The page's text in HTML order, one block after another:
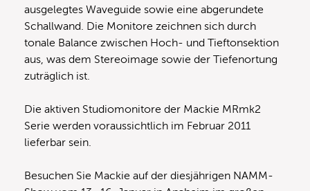
ausgelegtes Waveguide sowie eine abgerundete
Schallwand. Die Monitore zeichnen sich durch
tonale Balance zwischen Hoch- und Tieftonsektion
aus, was dem Stereoimage sowie der Tiefenortung
zuträglich ist.
Die aktiven Studiomonitore der Mackie MRmk2
Serie werden voraussichtlich im Februar 2011
lieferbar sein.
Besuchen Sie Mackie auf der diesjährigen NAMM-